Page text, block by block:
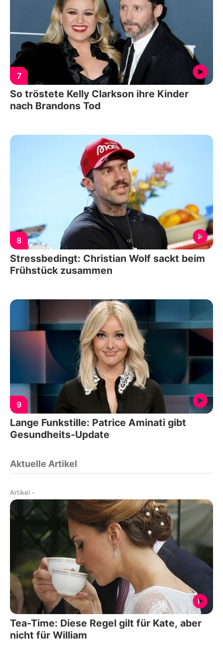
7
So tröstete Kelly Clarkson ihre Kinder
nach Brandons Tod
8
Stressbedingt: Christian Wolf sackt beim
Frühstück zusammen
9
Lange Funkstille: Patrice Aminati gibt
Gesundheits-Update
Aktuelle Artikel
Artikel -
Tea-Time: Diese Regel gilt für Kate, aber
nicht für William